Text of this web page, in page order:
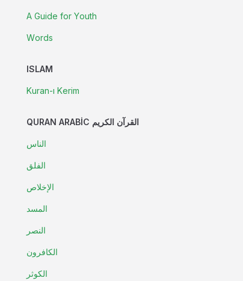
A Guide for Youth
Words
ISLAM
Kuran-ı Kerim
QURAN ARABIC القرآن الكريم
الناس
الفلق
الإخلاص
المسد
النصر
الكافرون
الكوثر